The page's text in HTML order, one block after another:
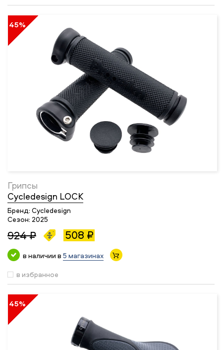
45%
Грипсы
Cycledesign LOCK
Бренд: Cycledesign
Сезон: 2025
924 ₽ 508 ₽
в наличии в 5 магазинах
в избранное
45%